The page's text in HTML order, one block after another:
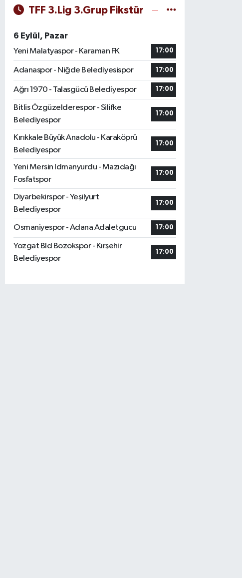
TFF 3.Lig 3.Grup Fikstür
6 Eylül, Pazar
Yeni Malatyaspor - Karaman FK
17:00
Adanaspor - Niğde Belediyesispor 17:00
Ağrı 1970 - Talasgücü Belediyespor 17:00
Bitlis Özgüzelderespor - Silifke
Belediyespor
17:00
Kırıkkale Büyük Anadolu - Karaköprü
Belediyespor
17:00
Yeni Mersin Idmanyurdu - Mazıdağı
Fosfatspor
17:00
Diyarbekirspor - Yeşilyurt
Belediyespor
17:00
Osmaniyespor - Adana Adaletgucu 17:00
Yozgat Bld Bozokspor - Kırşehir
Belediyespor
17:00